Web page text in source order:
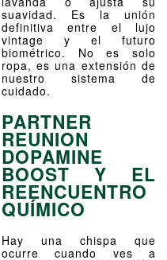
suavidad. Es la unión
definitiva entre el lujo
vintage y el futuro
biométrico. No es solo
ropa, es una extensión de
nuestro sistema de
cuidado.
PARTNER
REUNION
DOPAMINE
BOOST Y EL
REENCUENTRO
QUÍMICO
Hay una chispa que
ocurre cuando ves a